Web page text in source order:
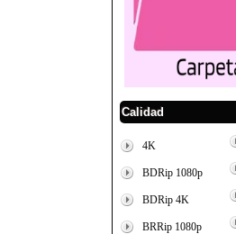
Calidad
4K
BDRip 1080p
BDRip 4K
BRRip 1080p